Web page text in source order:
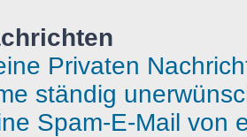
Privaten
ständig
Spam-E-Mail von